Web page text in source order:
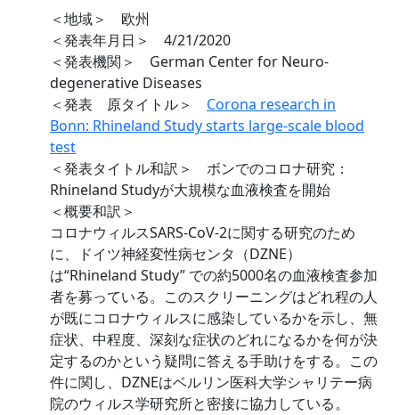
＜地域＞ 欧州
＜発表年月日＞ 4/21/2020
＜発表機関＞ German Center for Neuro-
degenerative Diseases
＜発表 原タイトル＞ Corona research in
Bonn: Rhineland Study starts large-scale blood
test
＜発表タイトル和訳＞ ボンでのコロナ研究：
Rhineland Studyが大規模な血液検査を開始
＜概要和訳＞
コロナウィルスSARS-CoV-2に関する研究のため
に、ドイツ神経変性病センタ（DZNE）
は“Rhineland Study” での約5000名の血液検査参加
者を募っている。このスクリーニングはどれ程の人
が既にコロナウィルスに感染しているかを示し、無
症状、中程度、深刻な症状のどれになるかを何が決
定するのかという疑問に答える手助けをする。この
件に関し、DZNEはベルリン医科大学シャリテー病
院のウィルス学研究所と密接に協力している。